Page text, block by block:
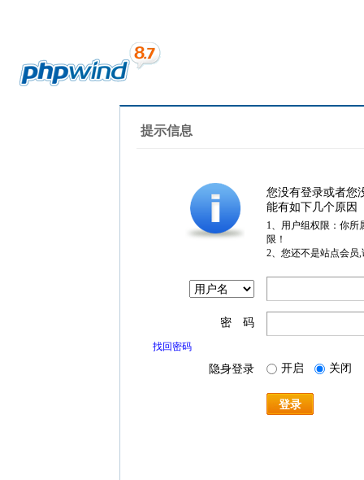
提示信息
您没有登录或者您
能有如下几个原因
1、用户组权限：你所
限！
2、您还不是站点会员
密 码
找回密码
隐身登录 开启 关闭
登录